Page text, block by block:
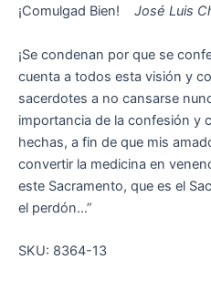
¡Comulgad Bien! José Luis
¡Se condenan por que se
cuenta a todos esta visión y
sacerdotes a no cansarse
importancia de la confesión y
hechas, a fin de que mis
convertir la medicina en
este Sacramento, que es el
el perdón…”
SKU: 8364-13